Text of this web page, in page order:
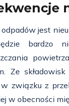
odpadów jest
bardzo
Ze
związku z
w obecności